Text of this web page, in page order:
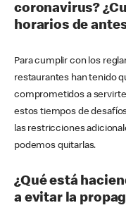
coronavirus?
horarios de
Para cumplir con los
restaurantes han tenido
comprometidos a
estos tiempos de
las restricciones
podemos quitarlas.
¿Qué está
a evitar la